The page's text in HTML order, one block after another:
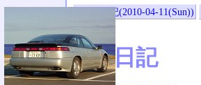
«前の日記(2010-04-11(Sun))
SVX日記